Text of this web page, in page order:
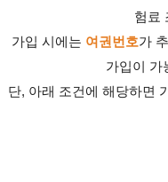
험료
가입 시에는 여권번호가
가입이 가
단, 아래 조건에 해당하면